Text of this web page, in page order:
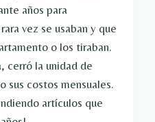
años para
vez se usaban y que
o los tiraban.
cerró la unidad de
sus costos mensuales.
artículos que